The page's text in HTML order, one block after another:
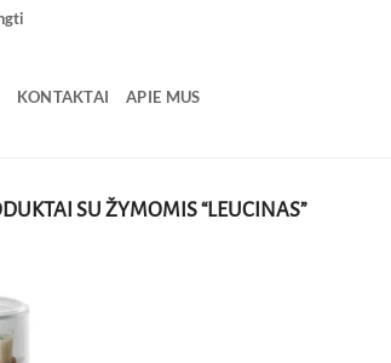
KONTAKTAI APIE MUS
SU ŽYMOMIS “LEUCINAS”